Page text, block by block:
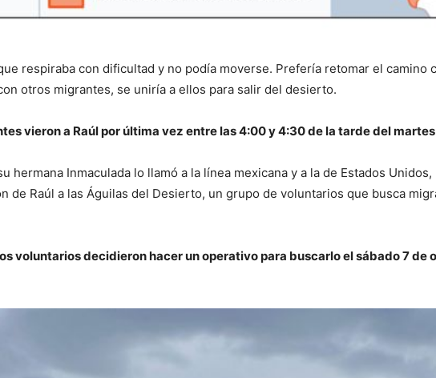
respiraba con dificultad y no podía moverse. Prefería retomar el camino
otros migrantes, se uniría a ellos para salir del desierto.
vieron a Raúl por última vez entre las 4:00 y 4:30 de la tarde del
hermana Inmaculada lo llamó a la línea mexicana y a la de Estados
de Raúl a las Águilas del Desierto, un grupo de voluntarios que busca
voluntarios decidieron hacer un operativo para buscarlo el sábado 7 de